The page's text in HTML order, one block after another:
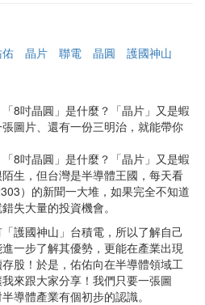
晶片 聯電 晶圓
護國神山
8吋晶圓」是什麼？「晶片」又是蝦
圖片、還有一份三明治，就能帶你
8吋晶圓」是什麼？「晶片」又是蝦
生，但台灣是半導體王國，每天看
）的新聞一大堆，如果完全不知道
失大量的投資機會。
護國神山」台積電，所以了解自己
一步了解其優勢，更能在產業出現
股！於是，佑佑向在半導體領域工
來跟大家分享！我們只要一張圖
導體產業有個初步的認識。